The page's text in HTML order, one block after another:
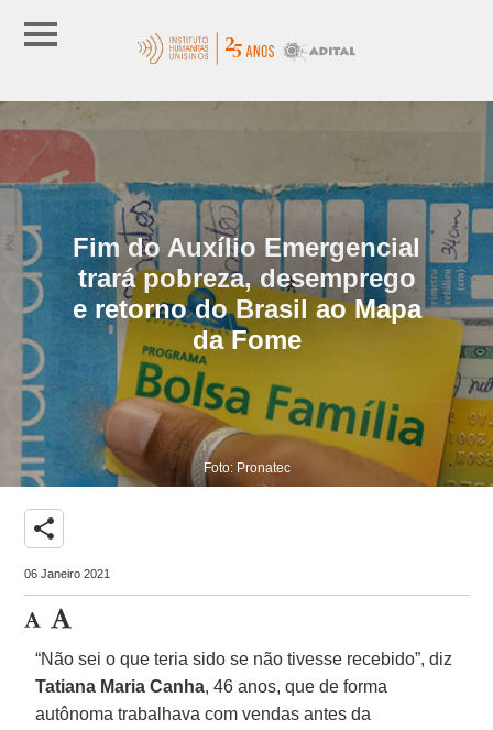
Fim do Auxílio Emergencial
trará pobreza, desemprego
e retorno do Brasil ao Mapa
da Fome
Foto: Pronatec
share
06 Janeiro 2021
“Não sei o que teria sido se não tivesse recebido”, diz
Tatiana Maria Canha, 46 anos, que de forma
autônoma trabalhava com vendas antes da